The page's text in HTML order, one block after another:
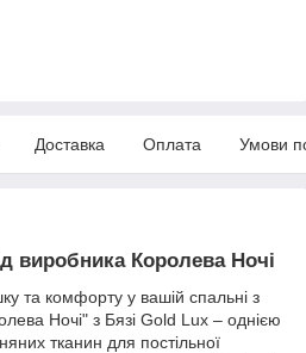
Доставка Оплата Умови
виробника Королева Ночі
та комфорту у вашій спальні з
Ночі" з Бязі Gold Lux – однією
тканин для постільної